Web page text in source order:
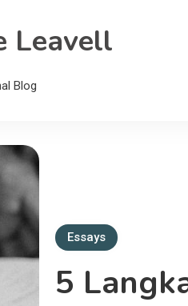
Leavell
Blog
Essays
5